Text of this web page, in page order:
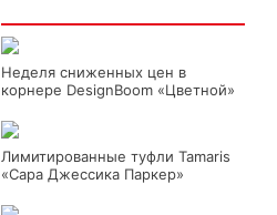
Неделя сниженных цен в
корнере DesignBoom «Цветной»
Лимитированные туфли Tamaris
«Сара Джессика Паркер»